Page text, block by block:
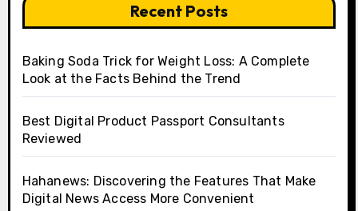
Recent Posts
Baking Soda Trick for Weight Loss: A Complete
Look at the Facts Behind the Trend
Best Digital Product Passport Consultants
Reviewed
Hahanews: Discovering the Features That Make
Digital News Access More Convenient